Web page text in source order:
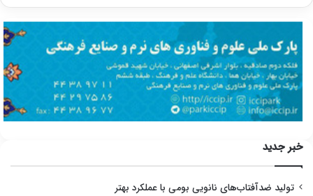
خبر جدید
تولید ضدآفتاب‌های نانویی بومی با عملکرد بهتر